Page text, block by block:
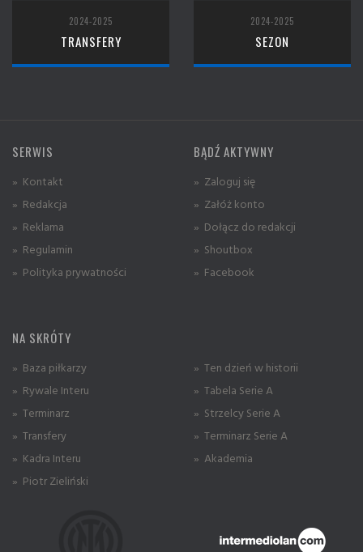
2024-2025
TRANSFERY
2024-2025
SEZON
SERWIS
» Kontakt
» Redakcja
» Reklama
» Regulamin
» Polityka prywatności
BĄDŹ AKTYWNY
» Zaloguj się
» Załóż konto
» Dołącz do redakcji
» Shoutbox
» Facebook
NA SKRÓTY
» Baza piłkarzy
» Rywale Interu
» Terminarz
» Transfery
» Kadra Interu
» Piotr Zieliński
» Ten dzień w historii
» Tabela Serie A
» Strzelcy Serie A
» Terminarz Serie A
» Akademia